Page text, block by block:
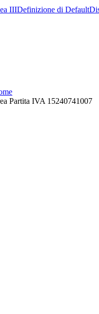
IIIDefinizione di Default
Partita IVA 15240741007